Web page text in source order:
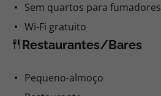
Sem quartos para fumadores
Wi-Fi gratuito
Restaurantes/Bares
Pequeno-almoço